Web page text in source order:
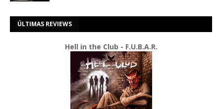
ÚLTIMAS REVIEWS
Hell in the Club - F.U.B.A.R.